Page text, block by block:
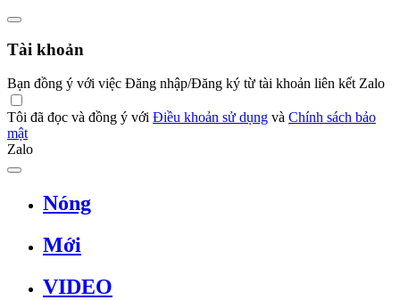
Tài khoản
Bạn đồng ý với việc Đăng nhập/Đăng ký từ tài khoản liên kết Zalo
Tôi đã đọc và đồng ý với Điều khoản sử dụng và Chính sách bảo
mật
Zalo
Nóng
Mới
VIDEO